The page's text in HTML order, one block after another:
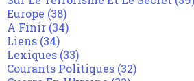
Europe (38)
A Finir (34)
Liens (34)
Lexiques (33)
Courants Politiques (32)